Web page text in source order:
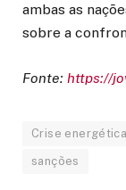
ambas as
sobre a
Fonte: https://
Crise energética
sanções